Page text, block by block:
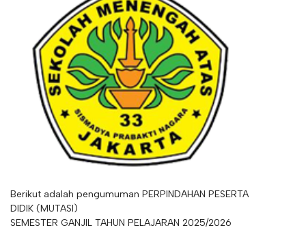
Berikut adalah pengumuman PERPINDAHAN PESERTA
DIDIK (MUTASI)
SEMESTER GANJIL TAHUN PELAJARAN 2025/2026